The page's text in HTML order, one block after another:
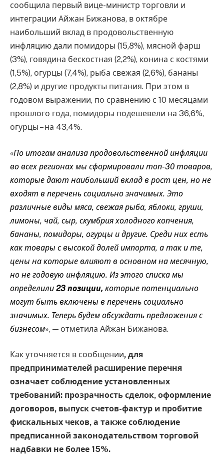
сообщила первый вице-министр торговли и
интеграции Айжан Бижанова, в октябре
наибольший вклад в продовольственную
инфляцию дали помидоры (15,8%), мясной фарш
(3%), говядина бескостная (2,2%), конина с костями
(1,5%), огурцы (7,4%), рыба свежая (2,6%), бананы
(2,8%) и другие продукты питания. При этом в
годовом выражении, по сравнению с 10 месяцами
прошлого года, помидоры подешевели на 36,6%,
огурцы – на 43,4%.
«По итогам анализа продовольственной инфляции
во всех регионах мы сформировали топ-30 товаров,
которые дают наибольший вклад в рост цен, но не
входят в перечень социально значимых. Это
различные виды мяса, свежая рыба, яблоки, груши,
лимоны, чай, сыр, скумбрия холодного копчения,
бананы, помидоры, огурцы и другие. Среди них есть
как товары с высокой долей импорта, а так и те,
цены на которые влияют в основном на месячную,
но не годовую инфляцию. Из этого списка мы
определили 23 позиции, которые потенциально
могут быть включены в перечень социально
значимых. Теперь будем обсуждать предложения с
бизнесом», — отметила Айжан Бижанова.
Как уточняется в сообщении, для
предпринимателей расширение перечня
означает соблюдение установленных
требований: прозрачность сделок, оформление
договоров, выпуск счетов-фактур и пробитие
фискальных чеков, а также соблюдение
предписанной законодательством торговой
надбавки не более 15%.